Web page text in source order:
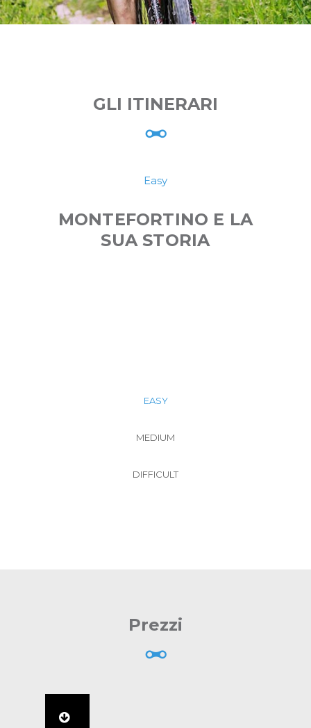
GLI ITINERARI
Easy
MONTEFORTINO E LA
SUA STORIA
EASY
MEDIUM
DIFFICULT
Prezzi